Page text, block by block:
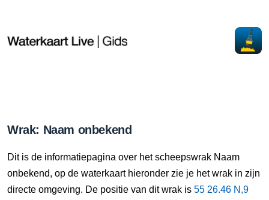
Wrak: Naam onbekend
Dit is de informatiepagina over het scheepswrak Naam
onbekend, op de waterkaart hieronder zie je het wrak in zijn
directe omgeving. De positie van dit wrak is 55 26.46 N,9